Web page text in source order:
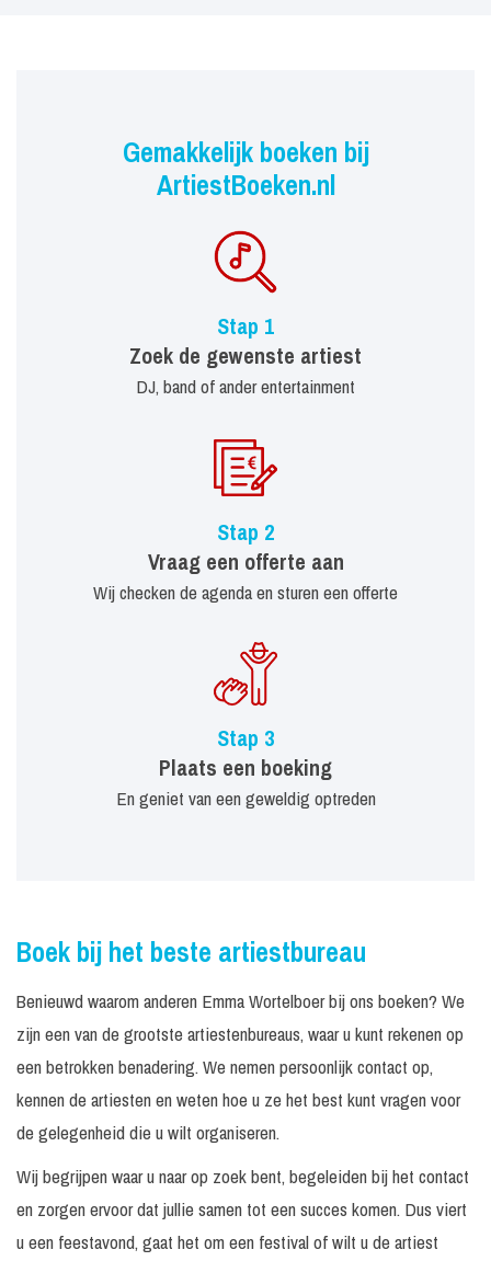
Gemakkelijk boeken bij
ArtiestBoeken.nl
Stap 1
Zoek de gewenste artiest
DJ, band of ander entertainment
Stap 2
Vraag een offerte aan
Wij checken de agenda en sturen een offerte
Stap 3
Plaats een boeking
En geniet van een geweldig optreden
Boek bij het beste artiestbureau
Benieuwd waarom anderen Emma Wortelboer bij ons boeken? We
zijn een van de grootste artiestenbureaus, waar u kunt rekenen op
een betrokken benadering. We nemen persoonlijk contact op,
kennen de artiesten en weten hoe u ze het best kunt vragen voor
de gelegenheid die u wilt organiseren.
Wij begrijpen waar u naar op zoek bent, begeleiden bij het contact
en zorgen ervoor dat jullie samen tot een succes komen. Dus viert
u een feestavond, gaat het om een festival of wilt u de artiest